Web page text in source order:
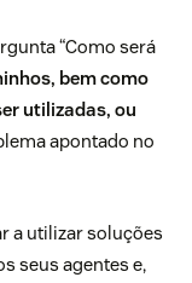
“Como será
bem como
utilizadas, ou
apontado no
a utilizar soluções
seus agentes e,